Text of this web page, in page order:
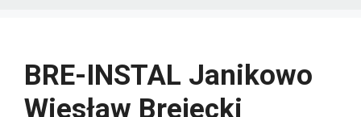
BRE-INSTAL Janikowo
Wiesław Brejecki